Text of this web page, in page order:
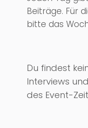
Beiträge. Für
bitte das
Du findest
Interviews
des Event-